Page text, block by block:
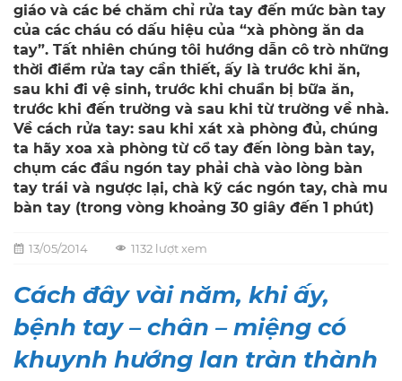
giáo và các bé chăm chỉ rửa tay đến mức bàn tay
của các cháu có dấu hiệu của “xà phòng ăn da
tay”. Tất nhiên chúng tôi hướng dẫn cô trò những
thời điểm rửa tay cần thiết, ấy là trước khi ăn,
sau khi đi vệ sinh, trước khi chuẩn bị bữa ăn,
trước khi đến trường và sau khi từ trường về nhà.
Về cách rửa tay: sau khi xát xà phòng đủ, chúng
ta hãy xoa xà phòng từ cổ tay đến lòng bàn tay,
chụm các đầu ngón tay phải chà vào lòng bàn
tay trái và ngược lại, chà kỹ các ngón tay, chà mu
bàn tay (trong vòng khoảng 30 giây đến 1 phút)
13/05/2014 1132 lượt xem
Cách đây vài năm, khi ấy,
bệnh tay – chân – miệng có
khuynh hướng lan tràn thành